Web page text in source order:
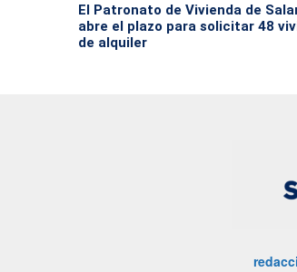
El Patronato de Vivienda de
abre el plazo para solicitar 48
de alquiler